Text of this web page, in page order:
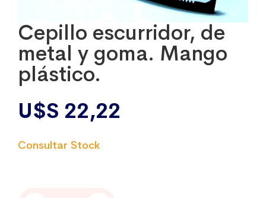
Cepillo escurridor, de
metal y goma. Mango
plástico.
U$S 22,22